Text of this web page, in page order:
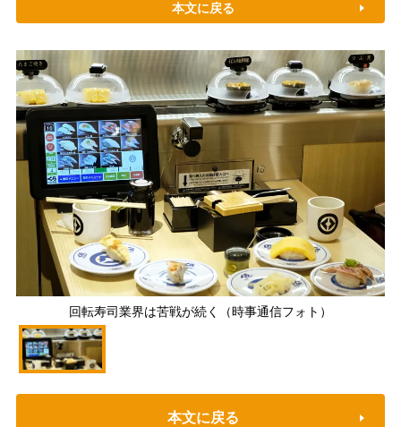
本文に戻る
回転寿司業界は苦戦が続く（時事通信フォト）
本文に戻る